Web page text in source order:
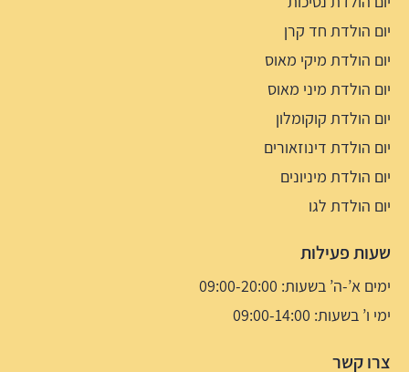
יום הולדת חד קרן
יום הולדת מיקי מאוס
יום הולדת מיני מאוס
יום הולדת קוקומלון
יום הולדת דינוזאורים
יום הולדת מיניונים
יום הולדת לגו
שעות פעילות
ימים א’-ה’ בשעות: 09:00-20:00
ימי ו’ בשעות: 09:00-14:00
צרו קשר